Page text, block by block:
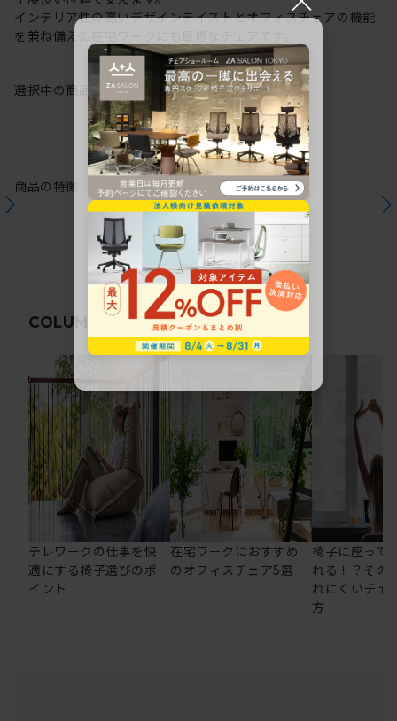
インテリア性の高いデザインテイストとオフィスチェアの機能
を兼ね備えた在宅ワークにも最適なチェアです。
選択中の商品情報保証 注意事項
商品の特徴
COLUMN 関連コラム
テレワークの仕事を快
適にする椅子選びのポ
イント
在宅ワークにおすすめ
のオフィスチェア5選
椅子に座って
れる！？その
れにくいチェ
方